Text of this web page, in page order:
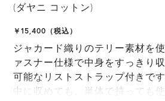
(ダヤニ コットン)
￥15,400（税込）
ジャカード織りのテリー素材を
ァスナー仕様で中身をすっきり
可能なリストストラップ付きで
中に収めても、単体で持っても